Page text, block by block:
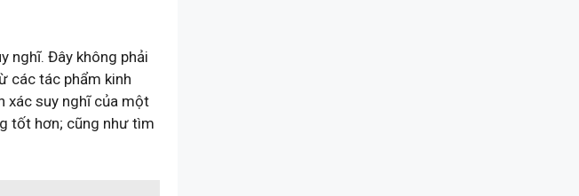
nghĩ. Đây không phải
các tác phẩm kinh
xác suy nghĩ của một
tốt hơn; cũng như tìm